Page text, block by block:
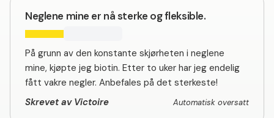
Neglene mine er nå sterke og fleksible.
På grunn av den konstante skjørheten i neglene
mine, kjøpte jeg biotin. Etter to uker har jeg endelig
fått vakre negler. Anbefales på det sterkeste!
Skrevet av Victoire
Automatisk oversatt